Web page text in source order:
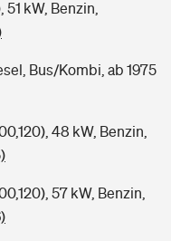
kW, Benzin,
Bus/Kombi, ab 1975
48 kW, Benzin,
57 kW, Benzin,